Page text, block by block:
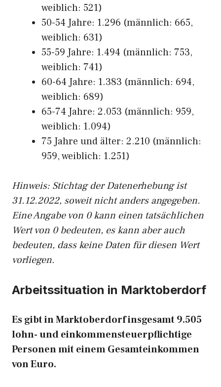
weiblich: 521)
50-54 Jahre: 1.296 (männlich: 665,
weiblich: 631)
55-59 Jahre: 1.494 (männlich: 753,
weiblich: 741)
60-64 Jahre: 1.383 (männlich: 694,
weiblich: 689)
65-74 Jahre: 2.053 (männlich: 959,
weiblich: 1.094)
75 Jahre und älter: 2.210 (männlich:
959, weiblich: 1.251)
Hinweis: Stichtag der Datenerhebung ist
31.12.2022, soweit nicht anders angegeben.
Eine Angabe von 0 kann einen tatsächlichen
Wert von 0 bedeuten, es kann aber auch
bedeuten, dass keine Daten für diesen Wert
vorliegen.
Arbeitssituation in Marktoberdorf
Es gibt in Marktoberdorf insgesamt 9.505
lohn- und einkommensteuerpflichtige
Personen mit einem Gesamteinkommen
von Euro.